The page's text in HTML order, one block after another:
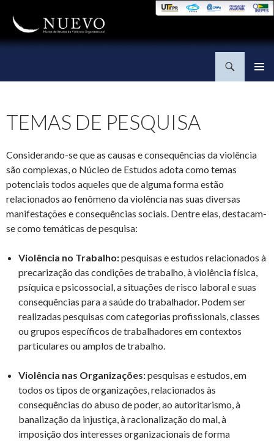
TEMAS DE PESQUISA
Considerando-se que as causas e consequências da violência
são complexas, o Núcleo de Estudos adota como temas
potenciais todos aqueles que de alguma forma estão
relacionados ao fenômeno da violência nas suas diversas
manifestações e consequências sociais. Dentre elas, destacam-
se como temáticas de pesquisa:
Violência no Trabalho:pesquisas e estudos relacionados à
precarização das condições de trabalho, à violência física,
psíquica e psicossocial, a situações de risco laboral e suas
consequências para a saúde do trabalhador. Podem ser
realizadas pesquisas com categorias profissionais, classes
ou grupos específicos de trabalhadores em contextos
particulares ou amplos de trabalho.
Violência nas Organizações:pesquisas e estudos, em
todos os tipos de organizações, relacionados às
consequências do abuso de poder, ao autoritarismo, à
banalização da injustiça, à racionalização do mal, à
imposição dos interesses organizacionais de forma